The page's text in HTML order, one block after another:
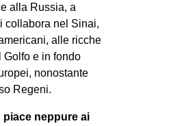
AFRICA
ORIENTE
alla Russia, a
collabora nel Sinai,
alle ricche
Golfo e in fondo
nonostante
Regeni.
piace neppure ai